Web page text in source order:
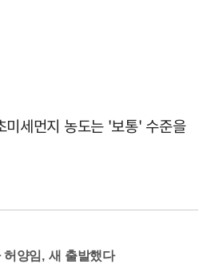
미세먼지 농도는 '보통' 수준을
양임, 새 출발했다